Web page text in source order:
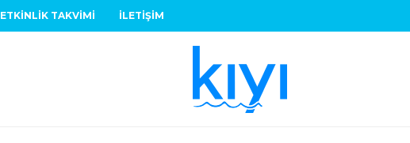
ETKINLIK TAKVIMI İLETIŞIM